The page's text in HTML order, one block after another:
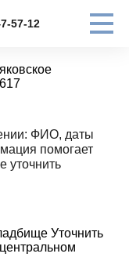
57-12
ФИО, даты
помогает
уточнить
Уточнить